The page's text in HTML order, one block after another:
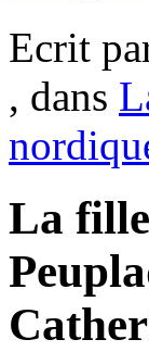
Ecrit
, dans
La